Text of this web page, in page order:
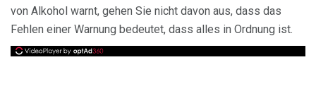
von Alkohol warnt, gehen Sie nicht davon aus, dass das
Fehlen einer Warnung bedeutet, dass alles in Ordnung ist.